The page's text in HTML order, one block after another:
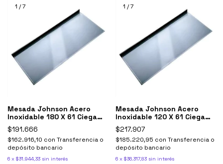
1 /7
Mesada Johnson Acero
Inoxidable 180 X 61 Ciega
Lisa 1,80
$191.666
$162.916,10 con Transferencia o
depósito bancario
6 x $31.944,33 sin interés
1 /7
Mesada Johnson Acero
Inoxidable 120 X 61 Ciega
Lisa 1,20
$217.907
$185.220,95 con Transferencia o
depósito bancario
6 x $36.317,83 sin interés